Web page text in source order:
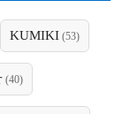
KUMIKI (53)
(40)